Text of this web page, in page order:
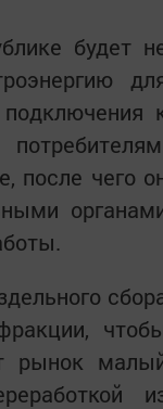
будет
после чего
рынок